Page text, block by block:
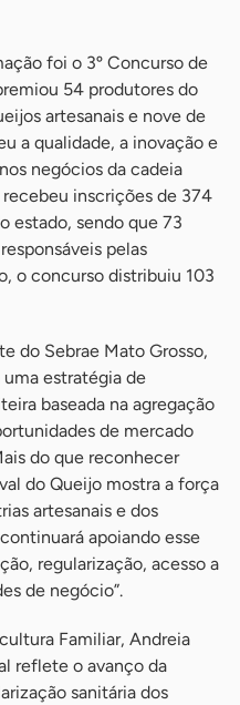
foi o 3º Concurso de
54 produtores do
artesanais e nove de
a qualidade, a inovação e
negócios da cadeia
inscrições de 374
estado, sendo que 73
pelas
o concurso distribuiu 103
do Sebrae Mato Grosso,
estratégia de
baseada na agregação
de mercado
do que reconhecer
do Queijo mostra a força
artesanais e dos
apoiando esse
regularização, acesso a
de negócio”.
Familiar, Andreia
reflete o avanço da
sanitária dos